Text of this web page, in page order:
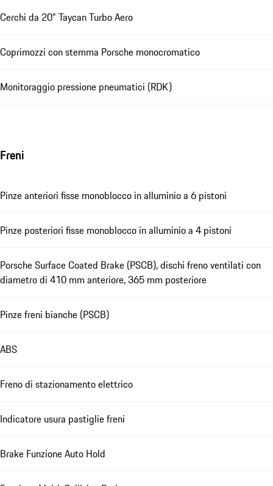
Cerchi da 20" Taycan Turbo Aero
Coprimozzi con stemma Porsche monocromatico
Monitoraggio pressione pneumatici (RDK)
Freni
Pinze anteriori fisse monoblocco in alluminio a 6 pistoni
Pinze posteriori fisse monoblocco in alluminio a 4 pistoni
Porsche Surface Coated Brake (PSCB), dischi freno ventilati con
diametro di 410 mm anteriore, 365 mm posteriore
Pinze freni bianche (PSCB)
ABS
Freno di stazionamento elettrico
Indicatore usura pastiglie freni
Brake Funzione Auto Hold